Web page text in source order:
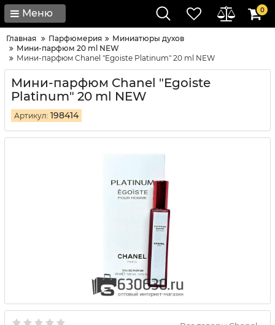
Меню 0
Главная Парфюмерия
Миниатюры духов
Мини-парфюм 20 ml NEW
Мини-парфюм Chanel "Egoiste Platinum" 20 ml NEW
Мини-парфюм Chanel "Egoiste
Platinum" 20 ml NEW
Артикул: 198414